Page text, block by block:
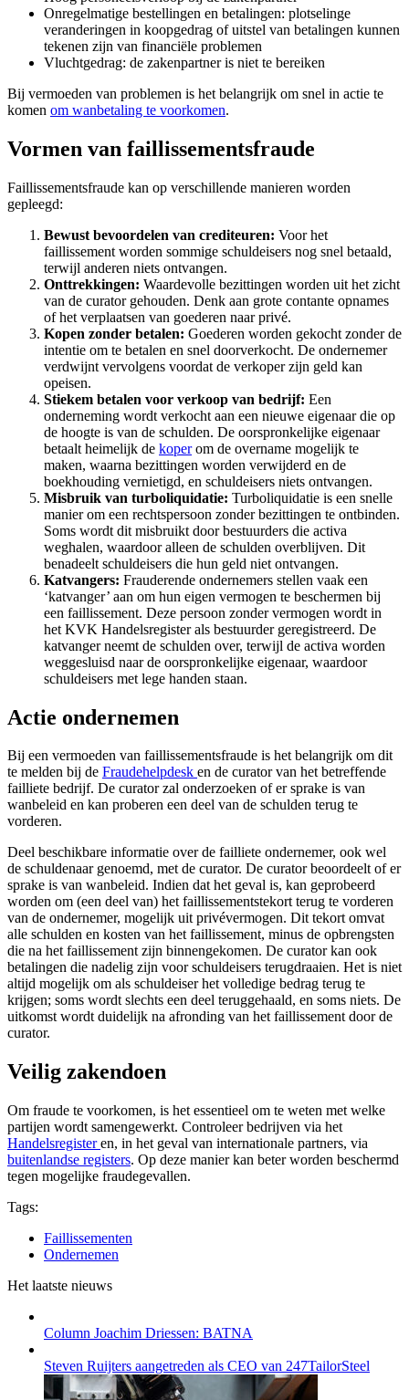
Onregelmatige bestellingen en betalingen: plotselinge
veranderingen in koopgedrag of uitstel van betalingen kunnen
tekenen zijn van financiële problemen
Vluchtgedrag: de zakenpartner is niet te bereiken
Bij vermoeden van problemen is het belangrijk om snel in actie te
komen om wanbetaling te voorkomen.
Vormen van faillissementsfraude
Faillissementsfraude kan op verschillende manieren worden
gepleegd:
Bewust bevoordelen van crediteuren: Voor het
faillissement worden sommige schuldeisers nog snel betaald,
terwijl anderen niets ontvangen.
Onttrekkingen: Waardevolle bezittingen worden uit het zicht
van de curator gehouden. Denk aan grote contante opnames
of het verplaatsen van goederen naar privé.
Kopen zonder betalen: Goederen worden gekocht zonder de
intentie om te betalen en snel doorverkocht. De ondernemer
verdwijnt vervolgens voordat de verkoper zijn geld kan
opeisen.
Stiekem betalen voor verkoop van bedrijf: Een
onderneming wordt verkocht aan een nieuwe eigenaar die op
de hoogte is van de schulden. De oorspronkelijke eigenaar
betaalt heimelijk de koperom de overname mogelijk te
maken, waarna bezittingen worden verwijderd en de
boekhouding vernietigd, en schuldeisers niets ontvangen.
Misbruik van turboliquidatie: Turboliquidatie is een snelle
manier om een rechtspersoon zonder bezittingen te ontbinden.
Soms wordt dit misbruikt door bestuurders die activa
weghalen, waardoor alleen de schulden overblijven. Dit
benadeelt schuldeisers die hun geld niet ontvangen.
Katvangers: Frauderende ondernemers stellen vaak een
‘katvanger’ aan om hun eigen vermogen te beschermen bij
een faillissement. Deze persoon zonder vermogen wordt in
het KVK Handelsregister als bestuurder geregistreerd. De
katvanger neemt de schulden over, terwijl de activa worden
weggesluisd naar de oorspronkelijke eigenaar, waardoor
schuldeisers met lege handen staan.
Actie ondernemen
Bij een vermoeden van faillissementsfraude is het belangrijk om dit
te melden bij de Fraudehelpdesk en de curator van het betreffende
failliete bedrijf. De curator zal onderzoeken of er sprake is van
wanbeleid en kan proberen een deel van de schulden terug te
vorderen.
Deel beschikbare informatie over de failliete ondernemer, ook wel
de schuldenaar genoemd, met de curator. De curator beoordeelt of er
sprake is van wanbeleid. Indien dat het geval is, kan geprobeerd
worden om (een deel van) het faillissementstekort terug te vorderen
van de ondernemer, mogelijk uit privévermogen. Dit tekort omvat
alle schulden en kosten van het faillissement, minus de opbrengsten
die na het faillissement zijn binnengekomen. De curator kan ook
betalingen die nadelig zijn voor schuldeisers terugdraaien. Het is niet
altijd mogelijk om als schuldeiser het volledige bedrag terug te
krijgen; soms wordt slechts een deel teruggehaald, en soms niets. De
uitkomst wordt duidelijk na afronding van het faillissement door de
curator.
Veilig zakendoen
Om fraude te voorkomen, is het essentieel om te weten met welke
partijen wordt samengewerkt. Controleer bedrijven via het
Handelsregisteren, in het geval van internationale partners, via
buitenlandse registers. Op deze manier kan beter worden beschermd
tegen mogelijke fraudegevallen.
Tags:
Faillissementen
Ondernemen
Het laatste nieuws
Column Joachim Driessen: BATNA
Steven Ruijters aangetreden als CEO van 247TailorSteel